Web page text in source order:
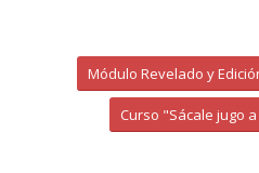
Módulo Revelado y
Curso "Sácale jugo